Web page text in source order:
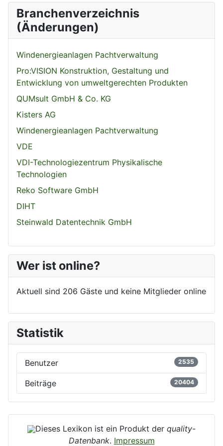
Branchenverzeichnis
(Änderungen)
Windenergieanlagen Pachtverwaltung
Pro:VISION Konstruktion, Gestaltung und
Entwicklung von umweltgerechten Produkten
QUMsult GmbH & Co. KG
Kisters AG
Windenergieanlagen Pachtverwaltung
VDE
VDI-Technologiezentrum Physikalische
Technologien
Reko Software GmbH
DIHT
Steinwald Datentechnik GmbH
Wer ist online?
Aktuell sind 206 Gäste und keine Mitglieder online
Statistik
Benutzer 2535
Beiträge 20404
Dieses Lexikon ist ein Produkt der quality-
Datenbank. Impressum